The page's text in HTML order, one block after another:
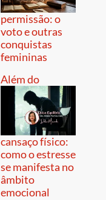
permissão: o
voto e outras
conquistas
femininas
Além do
cansaço físico:
como o estresse
se manifesta no
âmbito
emocional